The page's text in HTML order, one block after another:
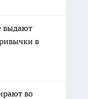
выдают
в
во